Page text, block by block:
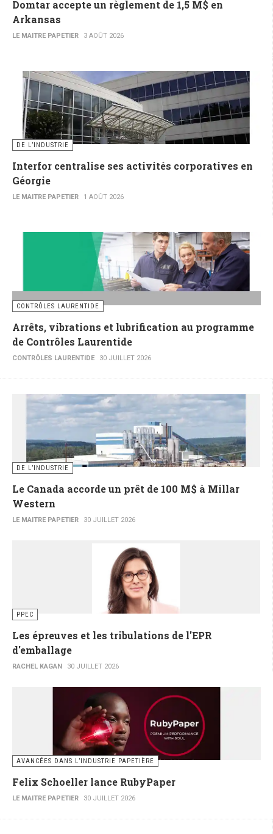
Domtar accepte un règlement de 1,5 M$ en
Arkansas
LE MAITRE PAPETIER 3 AOÛT 2026
DE L’INDUSTRIE
Interfor centralise ses activités corporatives en
Géorgie
LE MAITRE PAPETIER 1 AOÛT 2026
CONTRÔLES LAURENTIDE
Arrêts, vibrations et lubrification au programme
de Contrôles Laurentide
CONTRÔLES LAURENTIDE 30 JUILLET 2026
DE L’INDUSTRIE
Le Canada accorde un prêt de 100 M$ à Millar
Western
LE MAITRE PAPETIER 30 JUILLET 2026
PPEC
Les épreuves et les tribulations de l'EPR
d'emballage
RACHEL KAGAN 30 JUILLET 2026
AVANCÉES DANS L’INDUSTRIE PAPETIÈRE
Felix Schoeller lance RubyPaper
LE MAITRE PAPETIER 30 JUILLET 2026